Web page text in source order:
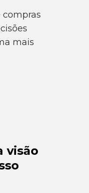
mais
visão